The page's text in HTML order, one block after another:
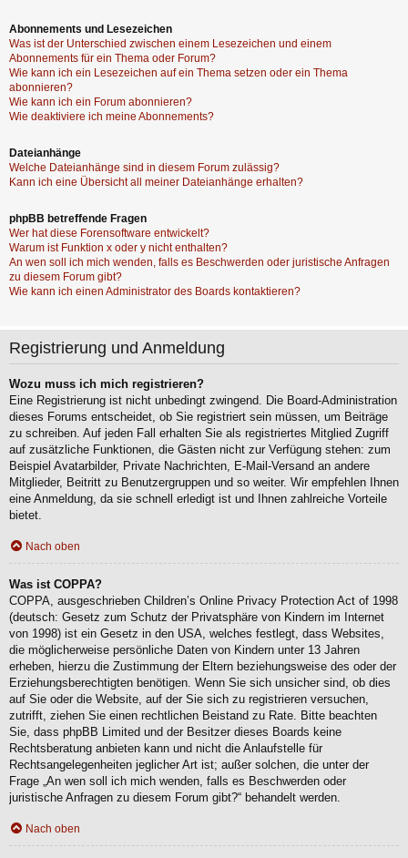
Abonnements und Lesezeichen
Was ist der Unterschied zwischen einem Lesezeichen und einem
Abonnements für ein Thema oder Forum?
Wie kann ich ein Lesezeichen auf ein Thema setzen oder ein Thema
abonnieren?
Wie kann ich ein Forum abonnieren?
Wie deaktiviere ich meine Abonnements?
Dateianhänge
Welche Dateianhänge sind in diesem Forum zulässig?
Kann ich eine Übersicht all meiner Dateianhänge erhalten?
phpBB betreffende Fragen
Wer hat diese Forensoftware entwickelt?
Warum ist Funktion x oder y nicht enthalten?
An wen soll ich mich wenden, falls es Beschwerden oder juristische Anfragen
zu diesem Forum gibt?
Wie kann ich einen Administrator des Boards kontaktieren?
Registrierung und Anmeldung
Wozu muss ich mich registrieren?
Eine Registrierung ist nicht unbedingt zwingend. Die Board-Administration
dieses Forums entscheidet, ob Sie registriert sein müssen, um Beiträge
zu schreiben. Auf jeden Fall erhalten Sie als registriertes Mitglied Zugriff
auf zusätzliche Funktionen, die Gästen nicht zur Verfügung stehen: zum
Beispiel Avatarbilder, Private Nachrichten, E-Mail-Versand an andere
Mitglieder, Beitritt zu Benutzergruppen und so weiter. Wir empfehlen Ihnen
eine Anmeldung, da sie schnell erledigt ist und Ihnen zahlreiche Vorteile
bietet.
Nach oben
Was ist COPPA?
COPPA, ausgeschrieben Children’s Online Privacy Protection Act of 1998
(deutsch: Gesetz zum Schutz der Privatsphäre von Kindern im Internet
von 1998) ist ein Gesetz in den USA, welches festlegt, dass Websites,
die möglicherweise persönliche Daten von Kindern unter 13 Jahren
erheben, hierzu die Zustimmung der Eltern beziehungsweise des oder der
Erziehungsberechtigten benötigen. Wenn Sie sich unsicher sind, ob dies
auf Sie oder die Website, auf der Sie sich zu registrieren versuchen,
zutrifft, ziehen Sie einen rechtlichen Beistand zu Rate. Bitte beachten
Sie, dass phpBB Limited und der Besitzer dieses Boards keine
Rechtsberatung anbieten kann und nicht die Anlaufstelle für
Rechtsangelegenheiten jeglicher Art ist; außer solchen, die unter der
Frage „An wen soll ich mich wenden, falls es Beschwerden oder
juristische Anfragen zu diesem Forum gibt?“ behandelt werden.
Nach oben